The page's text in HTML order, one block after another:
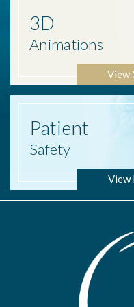
3D
Animations
View
Patient
Safety
View